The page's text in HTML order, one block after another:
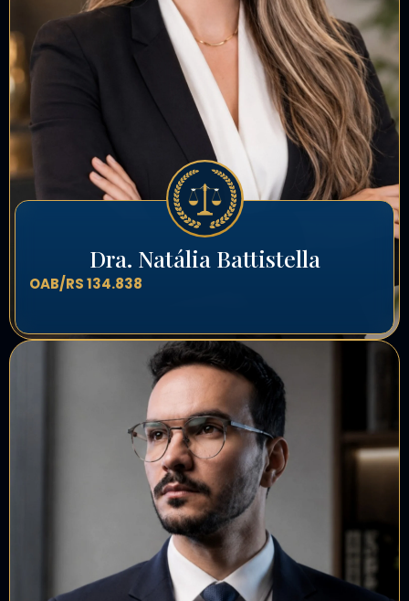
Dra. Natália Battistella
OAB/RS 134.838